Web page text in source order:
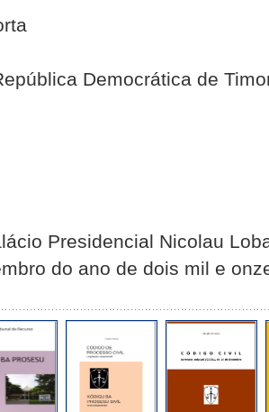
Democrática de
Presidencial Nicolau
do ano de dois mil e